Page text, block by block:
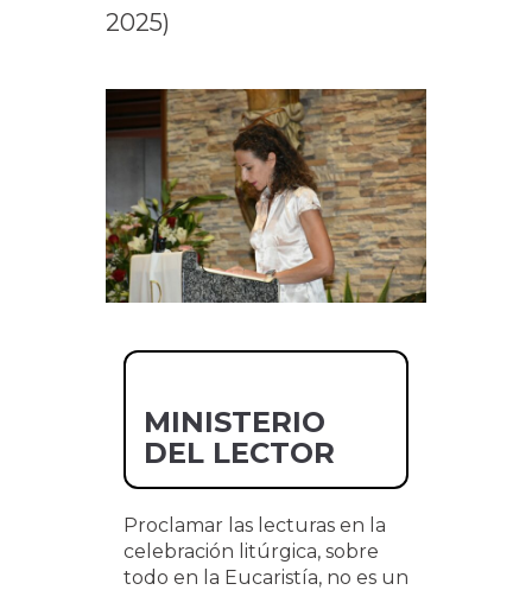
2025)
MINISTERIO
DEL LECTOR
Proclamar las lecturas en la
celebración litúrgica, sobre
todo en la Eucaristía, no es un